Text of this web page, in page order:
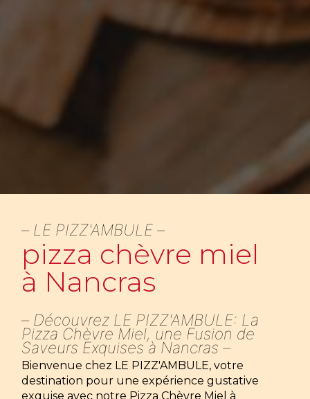
LE PIZZ'AMBULE
pizza chèvre miel
à Nancras
Découvrez LE PIZZ'AMBULE: La
Pizza Chèvre Miel, une Fusion de
Saveurs Exquises à Nancras
Bienvenue chez LE PIZZ'AMBULE, votre
destination pour une expérience gustative
exquise avec notre Pizza Chèvre Miel à